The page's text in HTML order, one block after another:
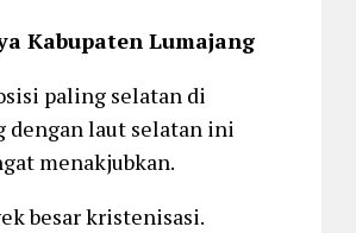
Kabupaten Lumajang
paling selatan di
dengan laut selatan ini
menakjubkan.
besar kristenisasi.